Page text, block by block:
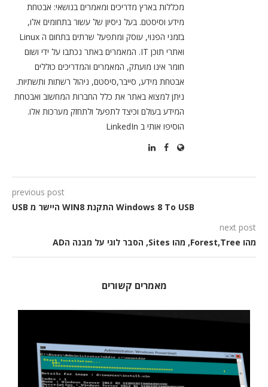
מכללות בארץ מדריכים ומאמרים בנושאי: אבטחת
מידע וסיסטם. בעל ניסיון של עשור בתחומים אלו,
בזמני הפנוי, עוסק ומתפעל שרתים בתחום ה Linux
ואתרי תוכן IT. המאמרים באתר נכתבו על ידי ושום
חומר אינו מועתק, המאמרים והמדריכים כוללים
אבטחת מידע, סייבר,סיסטם, ניהול רשתות ותשתיות.
ניתן למצוא באתר את כלל החברות המחשוב ואבטחת
המידע בעולם וכיצד לתפעל ולתחזק מערכות אלו.
הוסיפו אותי ב LinkedIn
previous post
Windows 8 To USB התקנת WIN8 היישר מ USB
next post
מהו Forest,Tree, מהו Sites, הסבר לוגי על מבנה הAD
מאמרים קשורים